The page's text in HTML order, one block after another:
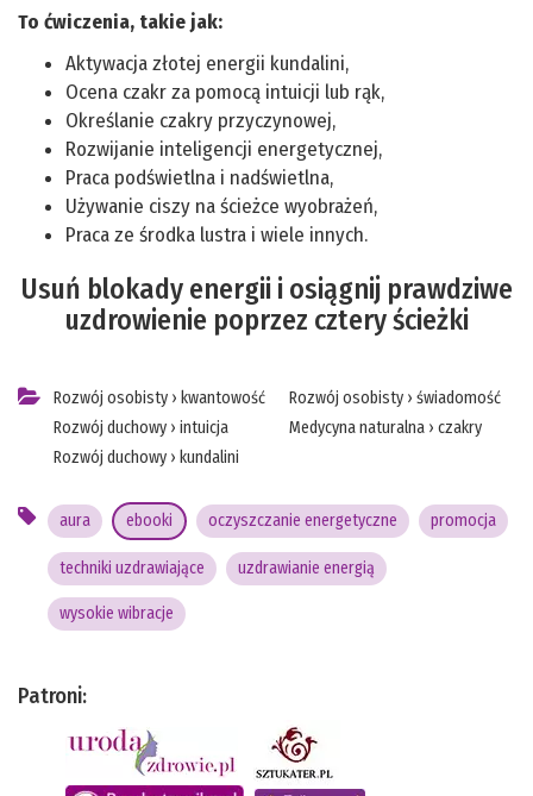
To ćwiczenia, takie jak:
Aktywacja złotej energii kundalini,
Ocena czakr za pomocą intuicji lub rąk,
Określanie czakry przyczynowej,
Rozwijanie inteligencji energetycznej,
Praca podświetlna i nadświetlna,
Używanie ciszy na ścieżce wyobrażeń,
Praca ze środka lustra i wiele innych.
Usuń blokady energii i osiągnij prawdziwe
uzdrowienie poprzez cztery ścieżki
Rozwój osobisty › kwantowość
Rozwój duchowy › intuicja
Rozwój duchowy › kundalini
Rozwój osobisty › świadomość
Medycyna naturalna › czakry
aura ebooki oczyszczanie energetyczne promocja
techniki uzdrawiające uzdrawianie energią
wysokie wibracje
Patroni: